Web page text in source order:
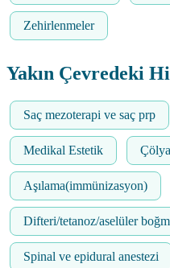
Zehirlenmeler
Yakın Çevredeki
Saç mezoterapi ve saç prp
Medikal Estetik
Aşılama(immünizasyon)
Difteri/tetanoz/aselüler
Spinal ve epidural anestezi